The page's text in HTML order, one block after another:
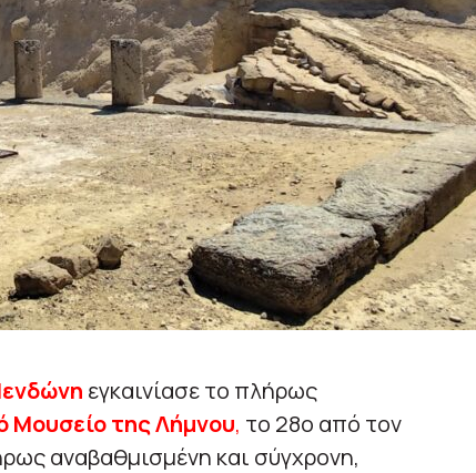
εγκαινίασε το πλήρως
Μουσείο της Λήμνου, το 28ο από τον
αναβαθμισμένη και σύγχρονη,